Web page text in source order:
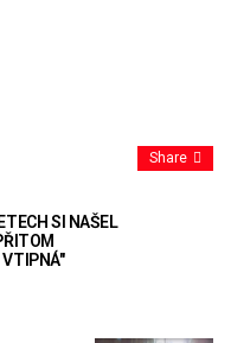
Share
SI NAŠEL
VTIPNÁ"